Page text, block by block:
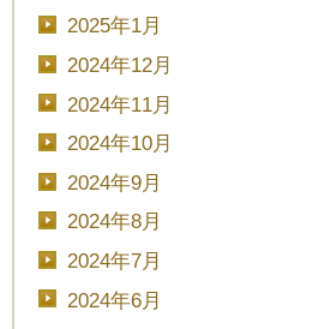
2025年1月
2024年12月
2024年11月
2024年10月
2024年9月
2024年8月
2024年7月
2024年6月